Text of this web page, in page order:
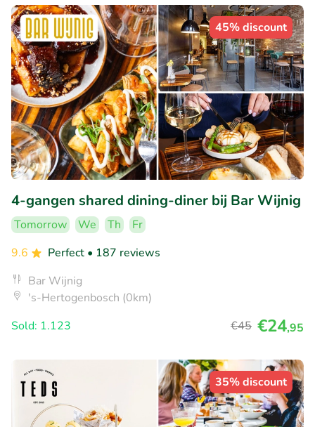
45% discount
4-gangen shared dining-diner bij Bar Wijnig
Tomorrow We Th
Fr
9.6
Perfect • 187 reviews
Bar Wijnig
's-Hertogenbosch (0km)
Sold: 1.123
€45 €24,95
35% discount